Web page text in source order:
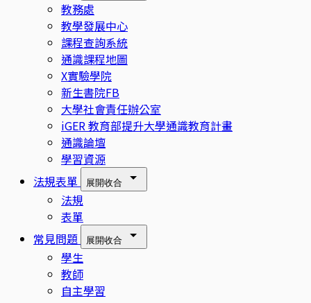
教務處
教學發展中心
課程查詢系統
通識課程地圖
X實驗學院
新生書院FB
大學社會責任辦公室
iGER 教育部提升大學通識教育計畫
通識論壇
學習資源
法規表單
展開收合
法規
表單
常見問題
展開收合
學生
教師
自主學習